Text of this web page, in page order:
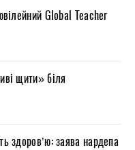
Global Teacher
щити» біля
здоров’ю: заява нардепа